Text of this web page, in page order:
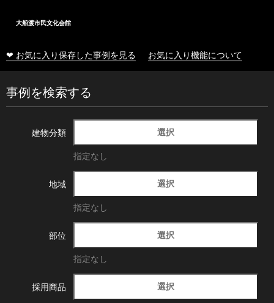
大船渡市民文化会館
❤ お気に入り保存した事例を見る お気に入り機能について
事例を検索する
建物分類 選択
指定なし
地域 選択
指定なし
部位 選択
指定なし
採用商品 選択